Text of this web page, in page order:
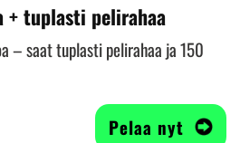
tuplasti pelirahaa
– saat tuplasti pelirahaa ja 150
Pelaa nyt